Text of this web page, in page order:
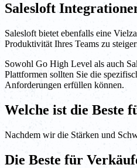
Salesloft
Salesloft bietet ebenfalls eine
Produktivität Ihres Teams zu
Sowohl Go High Level als auch
Plattformen sollten Sie die
Anforderungen erfüllen können.
Welche ist die Beste
Nachdem wir die Stärken und
Die Beste für